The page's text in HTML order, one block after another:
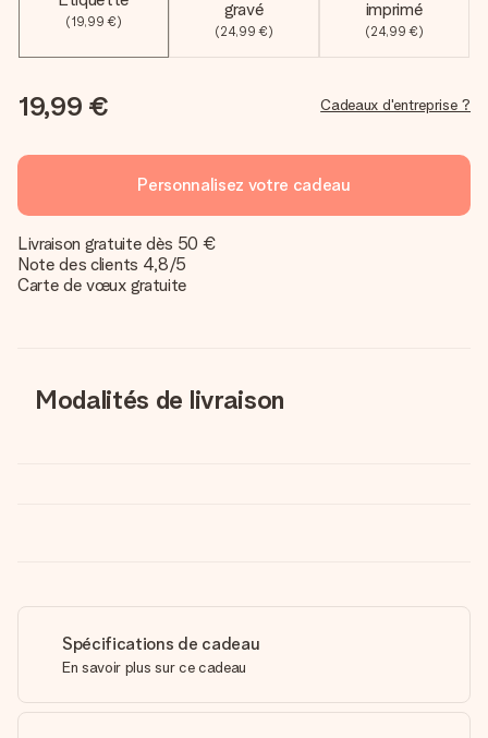
(19,99 €)
gravé
(24,99 €)
imprimé
(24,99 €)
19,99 € Cadeaux d'entreprise ?
Personnalisez votre cadeau
Livraison gratuite dès 50 €
Note des clients 4,8/5
Carte de vœux gratuite
Modalités de livraison
Spécifications de cadeau
En savoir plus sur ce cadeau